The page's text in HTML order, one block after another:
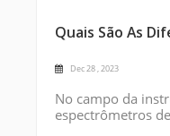
Quais São As
Dec 28 , 2023
No campo da
espectrômetros